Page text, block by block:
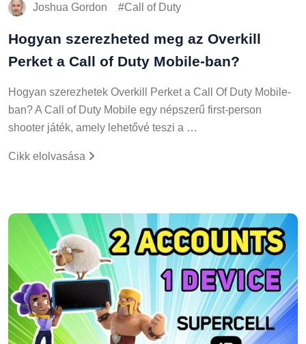
Joshua Gordon Call of Duty
Hogyan szerezheted meg az Overkill
Perket a Call of Duty Mobile-ban?
Hogyan szerezhetek Overkill Perket a Call Of Duty Mobile-
ban? A Call of Duty Mobile egy népszerű first-person
shooter játék, amely lehetővé teszi a …
Cikk elolvasása